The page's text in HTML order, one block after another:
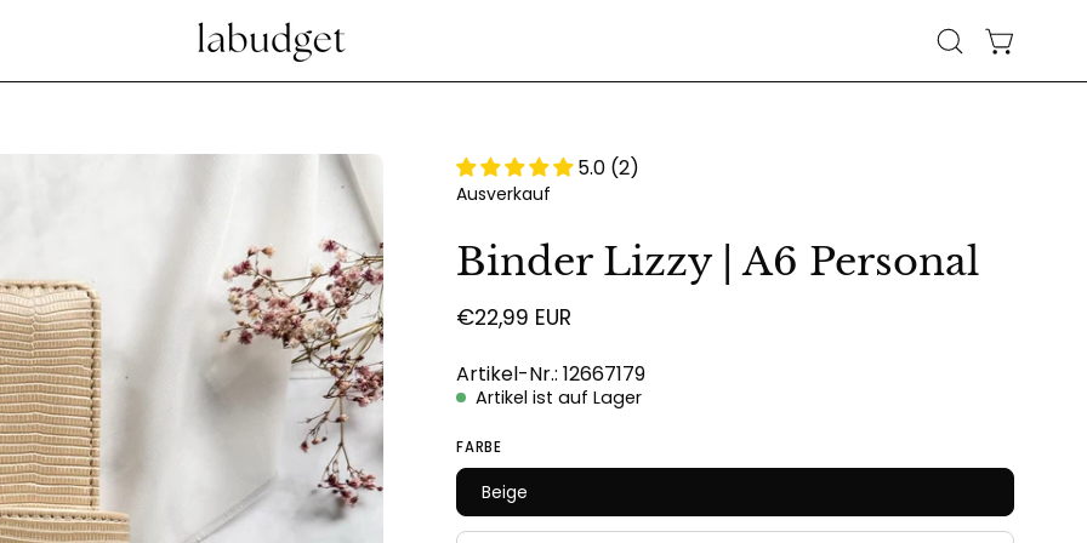
Suchleiste
öffnen
Lightbox
5.0 (2)
Ausverkauf
Binder Lizzy | A6 Personal
€22,99 EUR
Artikel-Nr.: 12667179
Artikel ist auf Lager
FARBE
Beige